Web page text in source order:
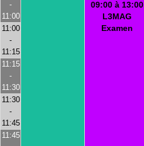
09:00 à 13:00
L3MAG
Examen
-
11:00
11:00
-
11:15
11:15
-
11:30
11:30
-
11:45
11:45